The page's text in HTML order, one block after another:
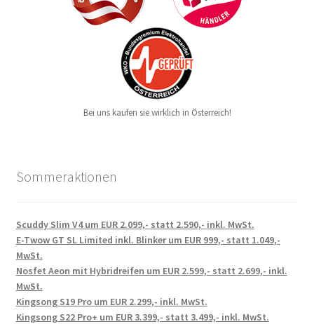
Bei uns kaufen sie wirklich in Österreich!
Sommeraktionen
Scuddy Slim V4 um EUR 2.099,- statt 2.590,- inkl. MwSt.
E-Twow GT SL Limited inkl. Blinker um EUR 999,- statt 1.049,-
MwSt.
Nosfet Aeon mit Hybridreifen um EUR 2.599,- statt 2.699,- inkl.
MwSt.
Kingsong S19 Pro um EUR 2.299,- inkl. MwSt.
Kingsong S22 Pro+ um EUR 3.399,- statt 3.499,- inkl. MwSt.